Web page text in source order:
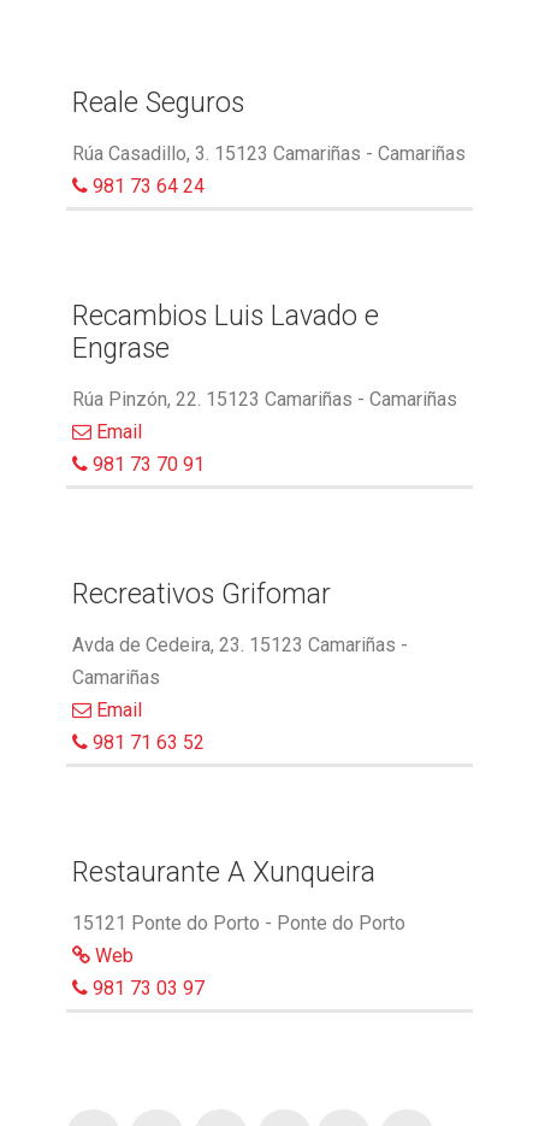
Reale Seguros
Rúa Casadillo, 3. 15123 Camariñas - Camariñas
981 73 64 24
Recambios Luis Lavado e
Engrase
Rúa Pinzón, 22. 15123 Camariñas - Camariñas
Email
981 73 70 91
Recreativos Grifomar
Avda de Cedeira, 23. 15123 Camariñas -
Camariñas
Email
981 71 63 52
Restaurante A Xunqueira
15121 Ponte do Porto - Ponte do Porto
Web
981 73 03 97